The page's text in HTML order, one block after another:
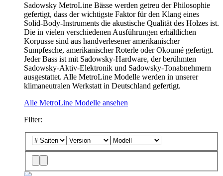
Sadowsky MetroLine Bässe werden getreu der Philosophie
gefertigt, dass der wichtigste Faktor für den Klang eines
Solid-Body-Instruments die akustische Qualität des Holzes ist.
Die in vielen verschiedenen Ausführungen erhältlichen
Korpusse sind aus handverlesener amerikanischer
Sumpfesche, amerikanischer Roterle oder Okoumé gefertigt.
Jeder Bass ist mit Sadowsky-Hardware, der berühmten
Sadowsky-Aktiv-Elektronik und Sadowsky-Tonabnehmern
ausgestattet. Alle MetroLine Modelle werden in unserer
klimaneutralen Werkstatt in Deutschland gefertigt.
Alle MetroLine Modelle ansehen
Filter: